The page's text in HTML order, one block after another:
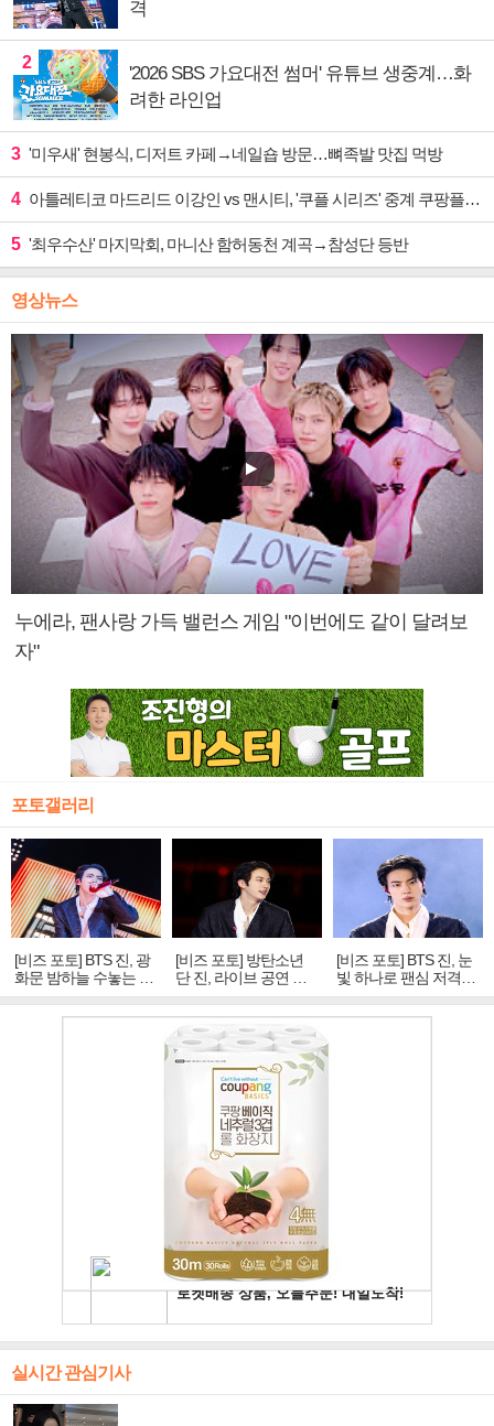
격
2
'2026 SBS 가요대전 썸머' 유튜브 생중계…화
려한 라인업
3 '미우새' 현봉식, 디저트 카페→네일숍 방문…뼈족발 맛집 먹방
4 아틀레티코 마드리드 이강인 vs 맨시티, '쿠플 시리즈' 중계 쿠팡플레이
5 '최우수산' 마지막회, 마니산 함허동천 계곡→참성단 등반
영상뉴스
누에라, 팬사랑 가득 밸런스 게임 "이번에도 같이 달려보
자"
포토갤러리
[비즈 포토] BTS 진, 광
화문 밤하늘 수놓는 '비
주얼 킹'의 열창
[비즈 포토] 방탄소년
단 진, 라이브 공연 중
빛나는 독보적 아우라
[비즈 포토] BTS 진, 눈
빛 하나로 팬심 저격…
독보적 카리스마
실시간 관심기사